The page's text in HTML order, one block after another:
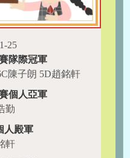
25
隊際冠軍
陳子朗 5D趙銘軒
個人亞軍
勤
人殿軍
軒